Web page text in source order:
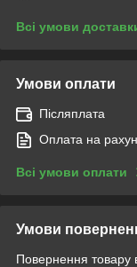
Всі умови
Умови оплати
Післяплата
Оплата на
Всі умови оплати
Умови
Повернення товару